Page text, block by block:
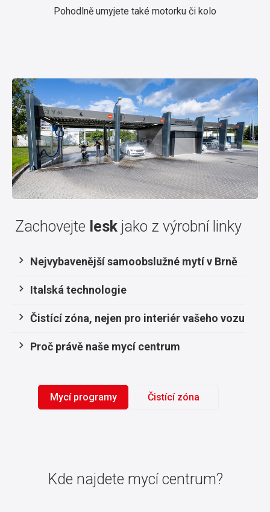
Pohodlně umyjete také motorku či kolo
Zachovejte lesk jako z výrobní linky
Nejvybavenější samoobslužné mytí v Brně
Italská technologie
Čistící zóna, nejen pro interiér vašeho vozu
Proč právě naše mycí centrum
Mycí programy Čistící zóna
Kde najdete mycí centrum?